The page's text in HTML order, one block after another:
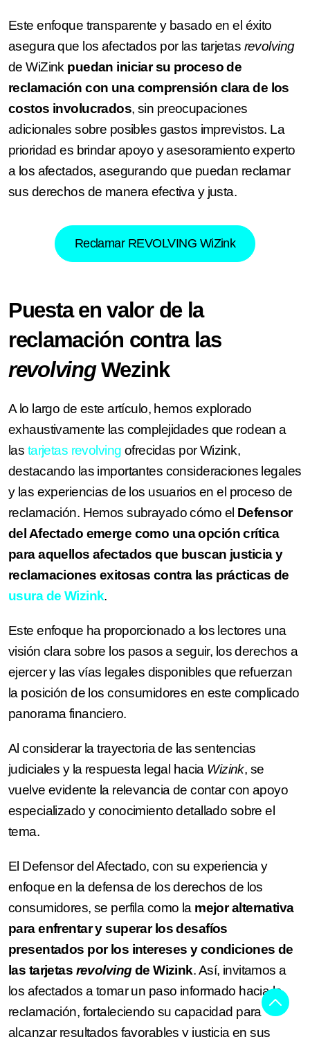
Este enfoque transparente y basado en el éxito
asegura que los afectados por las tarjetas revolving
de WiZink puedan iniciar su proceso de
reclamación con una comprensión clara de los
costos involucrados, sin preocupaciones
adicionales sobre posibles gastos imprevistos. La
prioridad es brindar apoyo y asesoramiento experto
a los afectados, asegurando que puedan reclamar
sus derechos de manera efectiva y justa.
Reclamar REVOLVING WiZink
Puesta en valor de la
reclamación contra las
revolvingWezink
A lo largo de este artículo, hemos explorado
exhaustivamente las complejidades que rodean a
las tarjetas revolving ofrecidas por Wizink,
destacando las importantes consideraciones legales
y las experiencias de los usuarios en el proceso de
reclamación. Hemos subrayado cómo el Defensor
del Afectado emerge como una opción crítica
para aquellos afectados que buscan justicia y
reclamaciones exitosas contra las prácticas de
usura de Wizink.
Este enfoque ha proporcionado a los lectores una
visión clara sobre los pasos a seguir, los derechos a
ejercer y las vías legales disponibles que refuerzan
la posición de los consumidores en este complicado
panorama financiero.
Al considerar la trayectoria de las sentencias
judiciales y la respuesta legal hacia Wizink, se
vuelve evidente la relevancia de contar con apoyo
especializado y conocimiento detallado sobre el
tema.
El Defensor del Afectado, con su experiencia y
enfoque en la defensa de los derechos de los
consumidores, se perfila como la mejor alternativa
para enfrentar y superar los desafíos
presentados por los intereses y condiciones de
las tarjetas revolvingde Wizink. Así, invitamos a
los afectados a tomar un paso informado hacia la
reclamación, fortaleciendo su capacidad para
alcanzar resultados favorables y justicia en sus